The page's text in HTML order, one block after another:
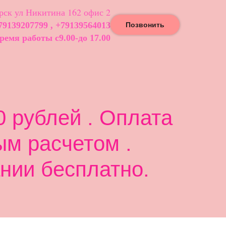
рублей . Оплата
расчетом .
бесплатно.
ул Никитина 162 офис 2
, +79139564013
работы с9.00-до 17.00
Позвонить